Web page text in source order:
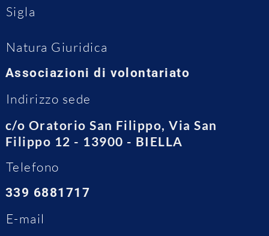
Sigla
Natura Giuridica
Associazioni di volontariato
Indirizzo sede
c/o Oratorio San Filippo, Via San
Filippo 12 - 13900 - BIELLA
Telefono
339 6881717
E-mail